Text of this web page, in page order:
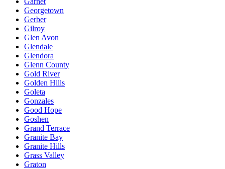
Georgetown
Gerber
Gilroy
Glen Avon
Glendale
Glendora
Glenn County
Gold River
Golden Hills
Goleta
Gonzales
Good Hope
Goshen
Grand Terrace
Granite Bay
Granite Hills
Grass Valley
Graton